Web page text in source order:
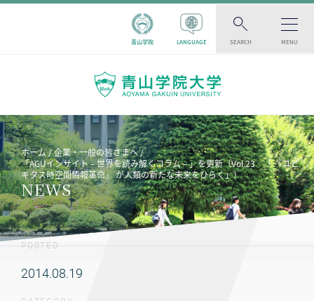
青山学院 LANGUAGE SEARCH MENU
ホーム
企業・一般の皆さまへ
「AGUインサイト－世界を読み解くコラム－」を更新（Vol.23 「 『ユビ
キタス時空間情報革命』 が人類の新たな未来をひらく」）
NEWS
POSTED
2014.08.19